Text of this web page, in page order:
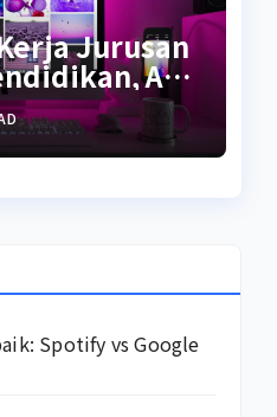
Jurusan
Apa
Spotify vs Google